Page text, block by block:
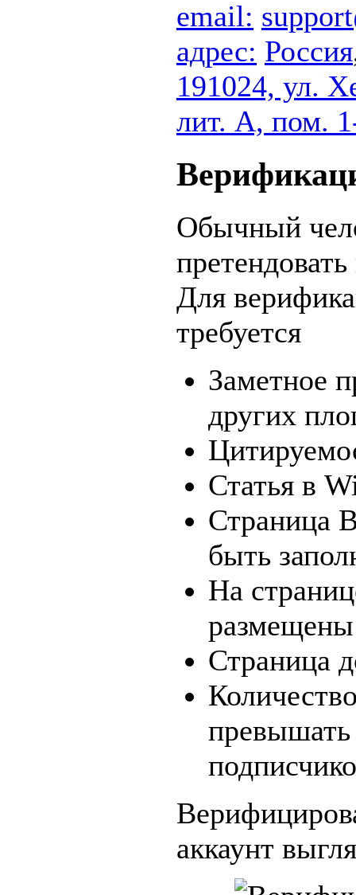
email:
адрес: Россия
191024, ул.
лит. А, пом.
Обычный
Для
требуется
Заметное
других
Статья в
Страница
быть
На
Страница
превышать
аккаунт